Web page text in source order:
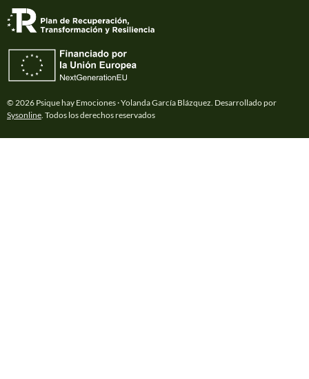
© 2026 Psique hay Emociones · Yolanda García Blázquez. Desarrollado por
Sysonline . Todos los derechos reservados